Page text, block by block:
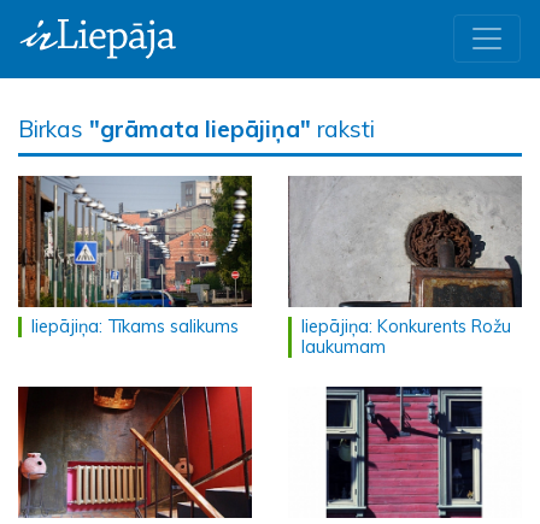
Birkas "grāmata liepājiņa" raksti
liepājiņa: Tīkams salikums
liepājiņa: Konkurents Rožu
laukumam